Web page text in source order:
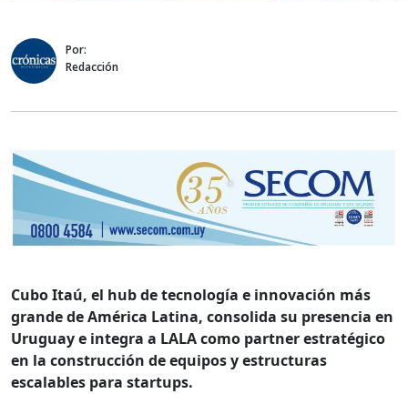
Por:
Redacción
Cubo Itaú, el hub de tecnología e innovación más
grande de América Latina, consolida su presencia en
Uruguay e integra a LALA como partner estratégico
en la construcción de equipos y estructuras
escalables para startups.